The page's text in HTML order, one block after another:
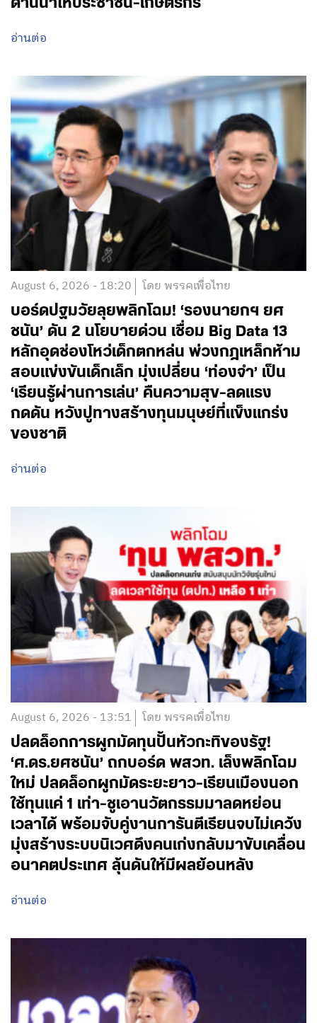
ด้านน้ำให้ประชาชน-เกษตรกร
อ่านต่อ
August 6, 2026 - 18:20 โดย พรรคเพื่อไทย
บอร์ดปฐมวัยลุยพลิกโฉม! ‘รองนายกฯ ยศ
ชนัน’ ดัน 2 นโยบายด่วน เชื่อม Big Data 13
หลักอุดช่องโหว่เด็กตกหล่น พ่วงกฎเหล็กห้าม
สอบแข่งขันเด็กเล็ก มุ่งเปลี่ยน ‘ท่องจำ’ เป็น
‘เรียนรู้ผ่านการเล่น’ คืนความสุข-ลดแรง
กดดัน หวังปูทางสร้างทุนมนุษย์ที่แข็งแกร่ง
ของชาติ
อ่านต่อ
August 6, 2026 - 13:51 โดย พรรคเพื่อไทย
ปลดล็อกการผูกมัดทุนปั้นหัวกะทิของรัฐ!
‘ศ.ดร.ยศชนัน’ ถกบอร์ด พสวท. เล็งพลิกโฉม
ใหม่ ปลดล็อกผูกมัดระยะยาว-เรียนเมืองนอก
ใช้ทุนแค่ 1 เท่า-ชูเอานวัตกรรมมาลดหย่อน
เวลาได้ พร้อมจับคู่งานการันตีเรียนจบไม่เคว้ง
มุ่งสร้างระบบนิเวศดึงคนเก่งกลับมาขับเคลื่อน
อนาคตประเทศ ลุ้นดันให้มีผลย้อนหลัง
อ่านต่อ